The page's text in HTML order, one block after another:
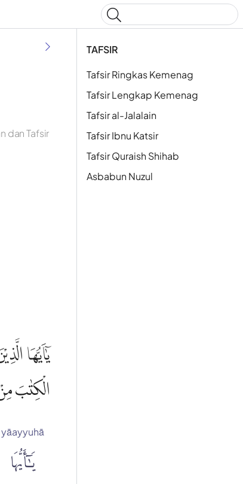
TAFSIR
Tafsir Ringkas Kemenag
Tafsir Lengkap Kemenag
Tafsir al-Jalalain
Tafsir Ibnu Katsir
Tafsir Quraish Shihab
Asbabun Nuzul
dan Tafsir
يٰٓاَيُّهَا
الْكِتٰبَ
yāayyuhā
يَٰٓأَيُّهَا